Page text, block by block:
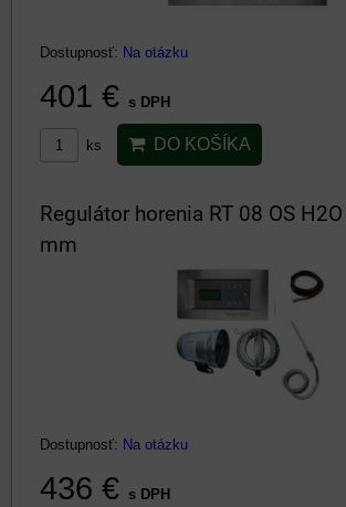
Dostupnosť: Na otázku
401 € s DPH
ks DO KOŠÍKA
Regulátor horenia RT 08 OS
mm
Dostupnosť: Na otázku
436 € s DPH